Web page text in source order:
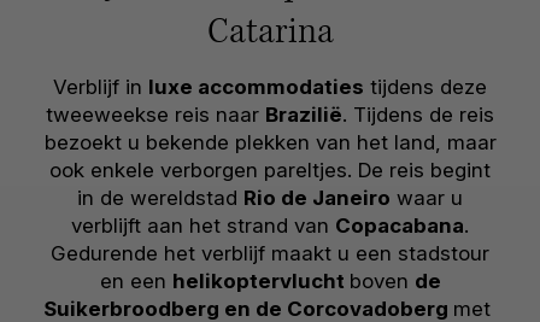
Catarina
Verblijf in luxe accommodaties tijdens deze
tweeweekse reis naar Brazilië. Tijdens de reis
bezoekt u bekende plekken van het land, maar
ook enkele verborgen pareltjes. De reis begint
in de wereldstad Rio de Janeiro waar u
verblijft aan het strand van Copacabana.
Gedurende het verblijf maakt u een stadstour
en een helikoptervlucht boven de
Suikerbroodberg en de Corcovadoberg met